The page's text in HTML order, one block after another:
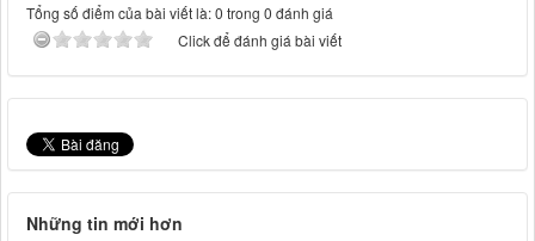
Tổng số điểm của bài viết là: 0 trong 0 đánh giá
Click để đánh giá bài viết
Những tin mới hơn